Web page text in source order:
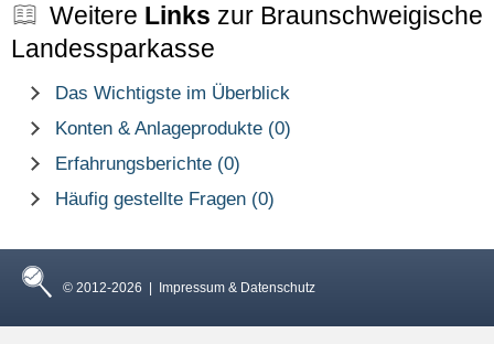
Weitere Links zur Braunschweigische
Landessparkasse
Das Wichtigste im Überblick
Konten & Anlageprodukte (0)
Erfahrungsberichte (0)
Häufig gestellte Fragen (0)
© 2012-2026 | Impressum & Datenschutz